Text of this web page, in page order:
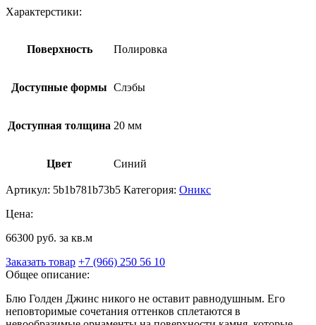
Характерстики:
Поверхность Полировка
Доступные формы Слэбы
Доступная толщина 20 мм
Цвет Синий
Артикул: 5b1b781b73b5 Категория: Оникс
Цена:
66300 руб. за кв.м
Заказать товар +7 (966) 250 56 10
Общее описание:
Блю Голден Джинс никого не оставит равнодушным. Его
неповторимые сочетания оттенков сплетаются в